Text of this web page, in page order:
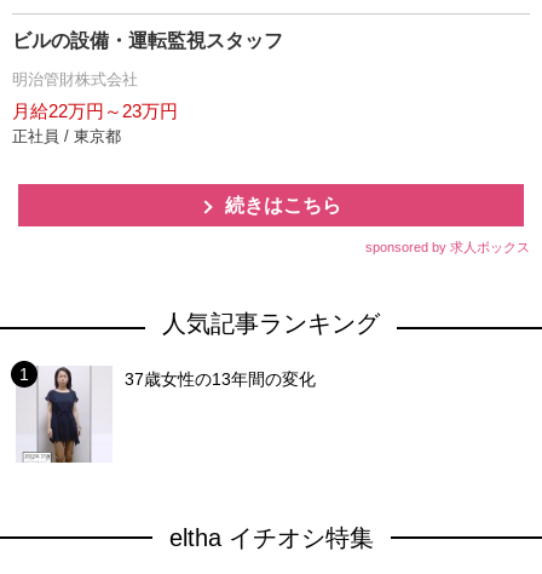
ビルの設備・運転監視スタッフ
明治管財株式会社
月給22万円～23万円
正社員 / 東京都
続きはこちら
sponsored by 求人ボックス
人気記事ランキング
37歳女性の13年間の変化
eltha イチオシ特集